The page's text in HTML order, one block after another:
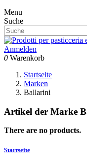
Menu
Suche
Anmelden
0 Warenkorb
Startseite
Marken
Ballarini
Artikel der Marke
There are no products.
Startseite